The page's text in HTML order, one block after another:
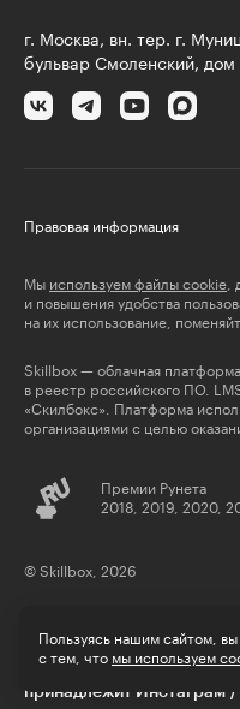
г. Москва, вн. тер. г.
бульвар Смоленский,
Правовая информация
Мы используем файлы cookie ,
и повышения удобства
на их использование,
Skillbox — облачная
в реестр российского ПО.
«Скилбокс». Платформа
организациями с целью
Премии Рунета
2018, 2019, 2020,
© Skillbox, 2026
** деятельность
принадлежит Инстаграм
Пользуясь нашим сайтом,
с тем, что мы используем